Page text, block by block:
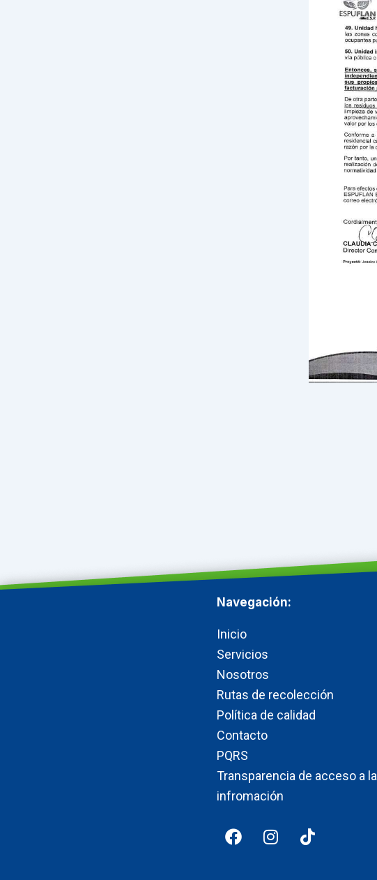
Navegación:
Inicio
Servicios
Nosotros
Rutas de recolección
Política de calidad
Contacto
PQRS
Transparencia de acceso a la
infromación
F
a
I
n
T
i